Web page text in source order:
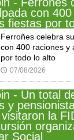
Ferroñes celebra
con 400 raciones y
por todo lo alto
🕔 07/08/2026